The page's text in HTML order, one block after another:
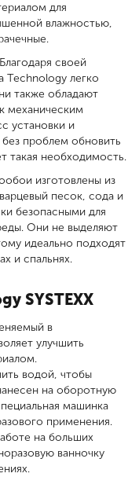
для
влажностью,
своей
Technology легко
также обладают
механическим
установки и
проблем обновить
такая необходимость.
изготовлены из
песок, сода и
безопасными для
Они не выделяют
идеально подходят
и спальнях.
SYSTEXX
в
улучшить
водой, чтобы
на оборотную
машинка
применения.
на больших
ванночку